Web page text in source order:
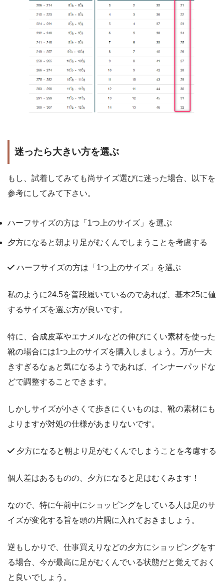
迷ったら大きい方を選ぶ
もし、試着してみても尚サイズ選びに迷った場合、以下を
参考にしてみて下さい。
ハーフサイズの方は「1つ上のサイズ」を選ぶ
夕方になると朝より足がむくんでしまうことを考慮する
ハーフサイズの方は「1つ上のサイズ」を選ぶ
私のように24.5を普段履いているのであれば、基本25に値
するサイズを選ぶ方が良いです。
特に、合成皮革やエナメルなどの伸びにくい素材を使った
靴の場合には1つ上のサイズを購入しましょう。万が一大
きすぎるなぁと気になるようであれば、インナーパッドな
どで調整することできます。
しかしサイズが小さくて歩きにくいものは、靴の素材にも
よりますが対処の仕様があまりないです。
夕方になると朝より足がむくんでしまうことを考慮する
個人差はあるものの、夕方になると足はむくみます！
なので、特に午前中にショッピングをしている人は足のサ
イズが変化する旨を頭の片隅に入れておきましょう。
逆もしかりで、仕事買えりなどの夕方にショッピングをす
る場合、今が最高に足がむくんでいる状態だと覚えておく
と良いでしょう。